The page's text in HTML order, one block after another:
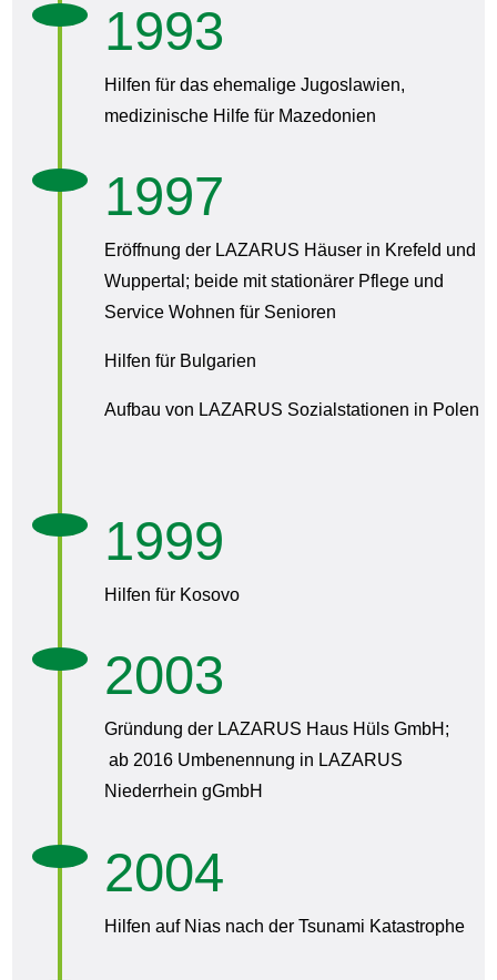
1993
Hilfen für das ehemalige Jugoslawien,
medizinische Hilfe für Mazedonien
1997
Eröffnung der LAZARUS Häuser in Krefeld und
Wuppertal; beide mit stationärer Pflege und
Service Wohnen für Senioren
Hilfen für Bulgarien
Aufbau von LAZARUS Sozialstationen in Polen
1999
Hilfen für Kosovo
2003
Gründung der LAZARUS Haus Hüls GmbH;
ab 2016 Umbenennung in LAZARUS
Niederrhein gGmbH
2004
Hilfen auf Nias nach der Tsunami Katastrophe